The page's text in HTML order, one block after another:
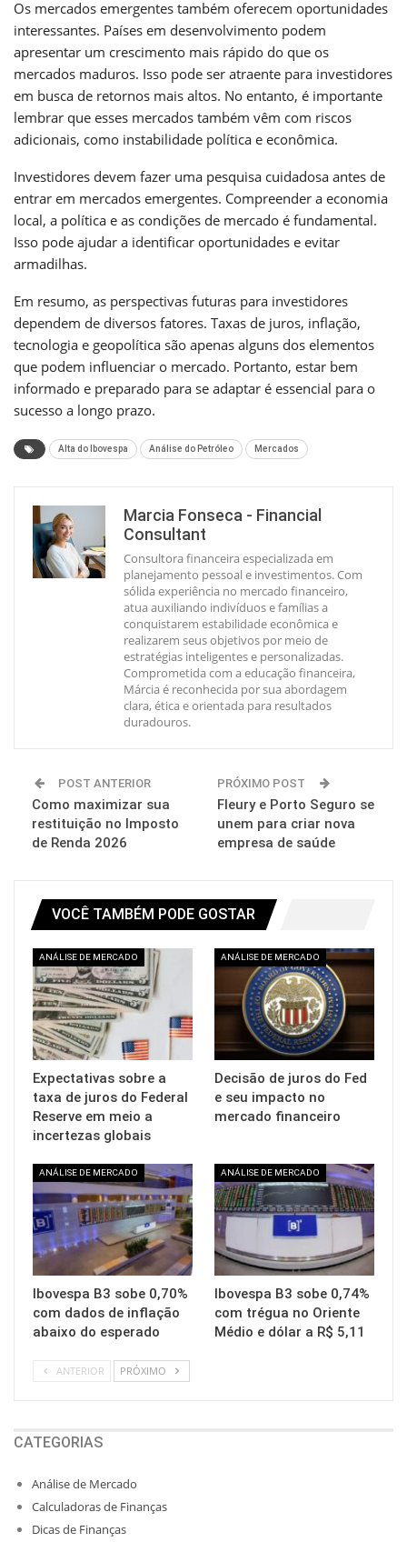
Os mercados emergentes também oferecem oportunidades
interessantes. Países em desenvolvimento podem
apresentar um crescimento mais rápido do que os
mercados maduros. Isso pode ser atraente para investidores
em busca de retornos mais altos. No entanto, é importante
lembrar que esses mercados também vêm com riscos
adicionais, como instabilidade política e econômica.
Investidores devem fazer uma pesquisa cuidadosa antes de
entrar em mercados emergentes. Compreender a economia
local, a política e as condições de mercado é fundamental.
Isso pode ajudar a identificar oportunidades e evitar
armadilhas.
Em resumo, as perspectivas futuras para investidores
dependem de diversos fatores. Taxas de juros, inflação,
tecnologia e geopolítica são apenas alguns dos elementos
que podem influenciar o mercado. Portanto, estar bem
informado e preparado para se adaptar é essencial para o
sucesso a longo prazo.
Alta do Ibovespa Análise do Petróleo Mercados
Marcia Fonseca - Financial
Consultant
Consultora financeira especializada em
planejamento pessoal e investimentos. Com
sólida experiência no mercado financeiro,
atua auxiliando indivíduos e famílias a
conquistarem estabilidade econômica e
realizarem seus objetivos por meio de
estratégias inteligentes e personalizadas.
Comprometida com a educação financeira,
Márcia é reconhecida por sua abordagem
clara, ética e orientada para resultados
duradouros.
POST ANTERIOR
Como maximizar sua
restituição no Imposto
de Renda 2026
PRÓXIMO POST
Fleury e Porto Seguro se
unem para criar nova
empresa de saúde
VOCÊ TAMBÉM PODE GOSTAR
ANÁLISE DE MERCADO
Expectativas sobre a
taxa de juros do Federal
Reserve em meio a
incertezas globais
ANÁLISE DE MERCADO
Decisão de juros do Fed
e seu impacto no
mercado financeiro
ANÁLISE DE MERCADO
Ibovespa B3 sobe 0,70%
com dados de inflação
abaixo do esperado
ANÁLISE DE MERCADO
Ibovespa B3 sobe 0,74%
com trégua no Oriente
Médio e dólar a R$ 5,11
ANTERIOR PRÓXIMO
CATEGORIAS
Análise de Mercado
Calculadoras de Finanças
Dicas de Finanças